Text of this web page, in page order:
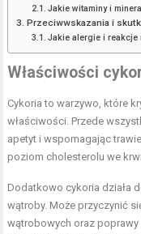
Jakie witaminy i
Przeciwwskazania i
Jakie alergie i reakcje
Właściwości
Cykoria to warzywo, które
właściwości. Przede
apetyt i wspomagając
poziom cholesterolu we
Dodatkowo cykoria działa
wątroby. Może przyczynić
wątrobowych oraz